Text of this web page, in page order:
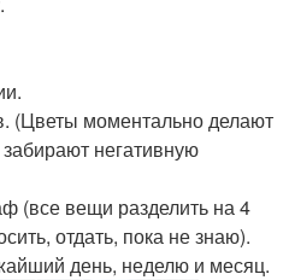
(Цветы моментально делают
негативную
(все вещи разделить на 4
отдать, пока не знаю).
день, неделю и месяц.